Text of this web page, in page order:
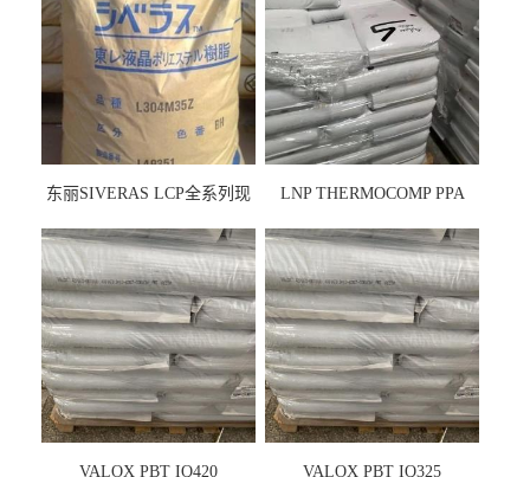
东丽SIVERAS LCP全系列现
LNP THERMOCOMP PPA
VALOX PBT IQ420 VALOX PBT IQ325